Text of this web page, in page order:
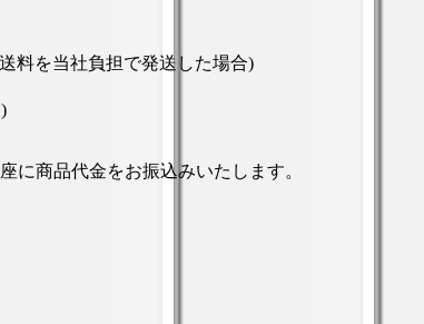
料を当社負担で発送した場合)
に商品代金をお振込みいたします。